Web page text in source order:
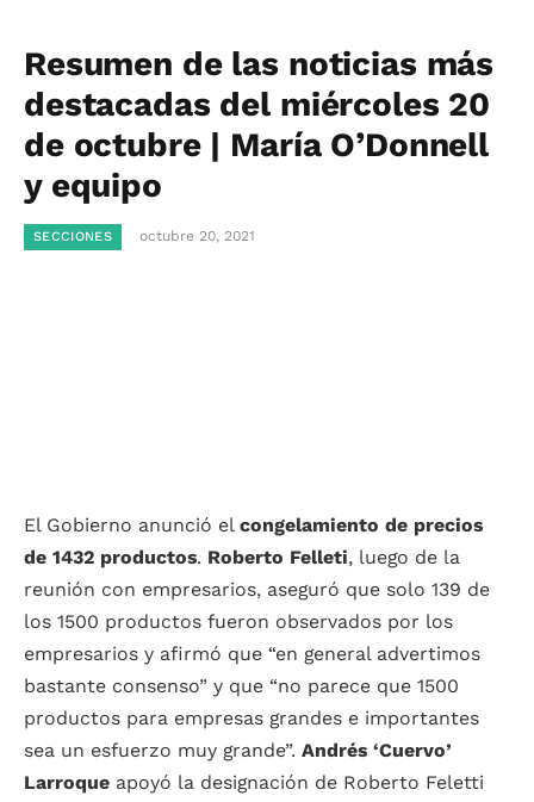
Resumen de las noticias más
destacadas del miércoles 20
de octubre | María O’Donnell
y equipo
SECCIONES octubre 20, 2021
El Gobierno anunció el congelamiento de precios
de 1432 productos. Roberto Felleti, luego de la
reunión con empresarios, aseguró que solo 139 de
los 1500 productos fueron observados por los
empresarios y afirmó que “en general advertimos
bastante consenso” y que “no parece que 1500
productos para empresas grandes e importantes
sea un esfuerzo muy grande”. Andrés ‘Cuervo’
Larroque apoyó la designación de Roberto Feletti